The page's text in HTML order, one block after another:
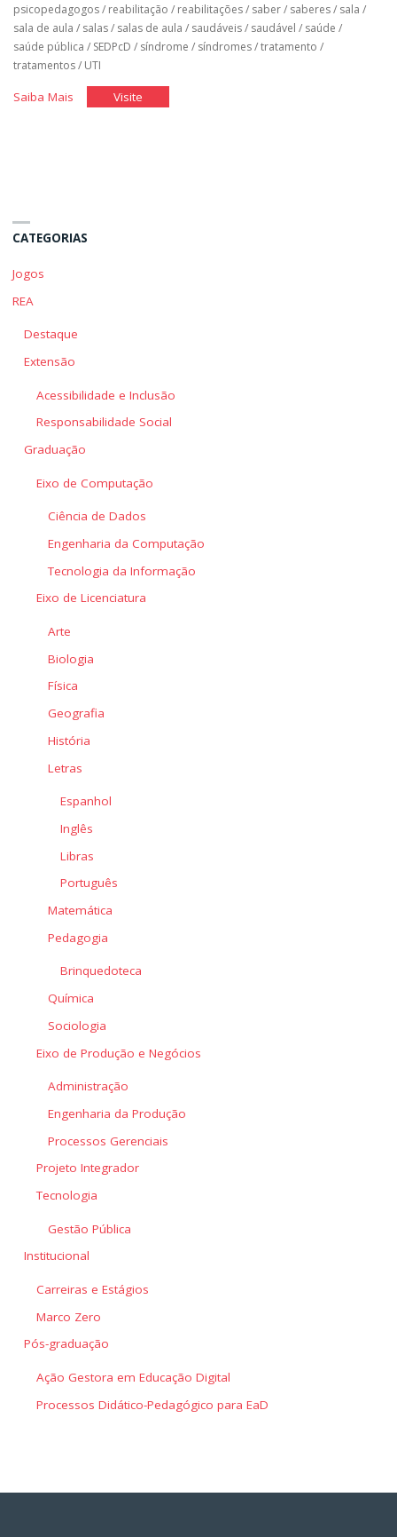
psicopedagogos/ reabilitação / reabilitações/ saber/ saberes/ sala /
sala de aula / salas/ salas de aula / saudáveis/ saudável / saúde /
saúde pública / SEDPcD / síndrome / síndromes/tratamento /
tratamentos/ UTI
Saiba Mais"Classe Visite"Classe
CATEGORIAS
Jogos
REA
Destaque
Extensão
Acessibilidade e Inclusão
Responsabilidade Social
Graduação
Eixo de Computação
Ciência de Dados
Engenharia da Computação
Tecnologia da Informação
Eixo de Licenciatura
Arte
Biologia
Física
Geografia
História
Letras
Espanhol
Inglês
Libras
Português
Matemática
Pedagogia
Brinquedoteca
Química
Sociologia
Eixo de Produção e Negócios
Administração
Engenharia da Produção
Processos Gerenciais
Projeto Integrador
Tecnologia
Gestão Pública
Institucional
Carreiras e Estágios
Marco Zero
Pós-graduação
Ação Gestora em Educação Digital
Processos Didático-Pedagógico para EaD